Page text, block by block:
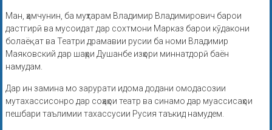
Ман, ҳамчунин, ба муҳтарам Владимир Владимирович барои
дастгирӣ ва мусоидат дар сохтмони Марказ барои кӯдакони
болаёқат ва Театри драмавии русии ба номи Владимир
Маяковский дар шаҳри Душанбе изҳори миннатдорӣ баён
намудам.
Дар ин замина мо зарурати идома додани омодасозии
мутахассисонро дар соҳаҳои театр ва синамо дар муассисаҳои
пешбари таълимии тахассусии Русия таъкид намудем.